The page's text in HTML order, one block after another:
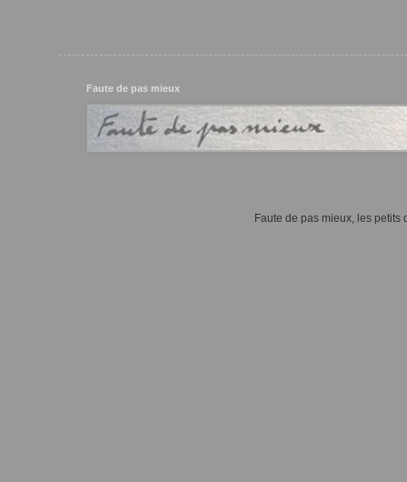
Faute de pas mieux
Faute de pas mieux, les